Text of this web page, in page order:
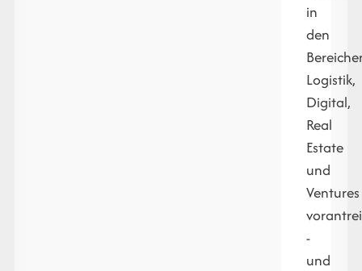
in
den
Logistik,
Digital,
Real
Estate
und
Ventures
-
und